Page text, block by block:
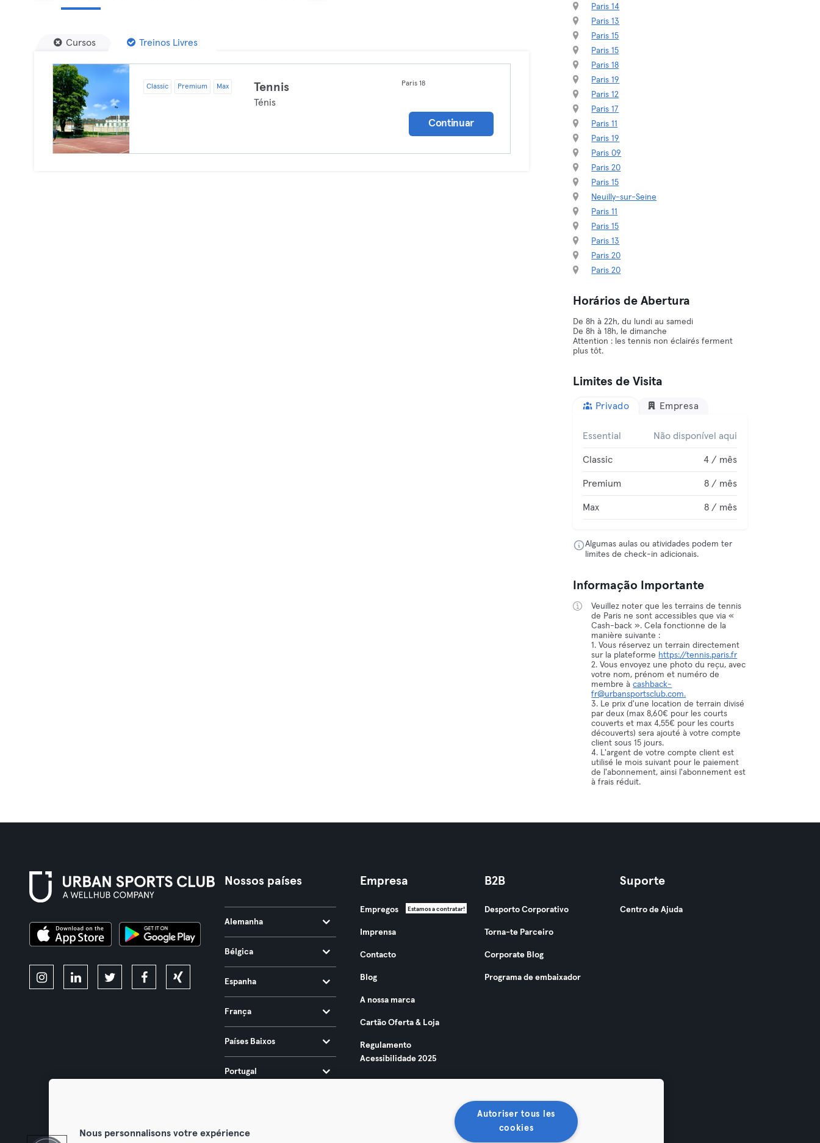
Cursos Treinos Livres
Classic Premium Max Tennis
Ténis
Paris 18
Continuar
Paris 14
Paris 13
Paris 15
Paris 15
Paris 18
Paris 19
Paris 12
Paris 17
Paris 11
Paris 19
Paris 09
Paris 20
Paris 15
Neuilly-sur-Seine
Paris 11
Paris 15
Paris 13
Paris 20
Paris 20
Horários de Abertura
De 8h à 22h, du lundi au samedi
De 8h à 18h, le dimanche
Attention : les tennis non éclairés ferment
plus tôt.
Limites de Visita
Privado Empresa
Essential Não disponível aqui
Classic 4 / mês
Premium 8 / mês
Max 8 / mês
Algumas aulas ou atividades podem ter
limites de check-in adicionais.
Informação Importante
Veuillez noter que les terrains de tennis
de Paris ne sont accessibles que via «
Cash-back ». Cela fonctionne de la
manière suivante :
1. Vous réservez un terrain directement
sur la plateforme https://tennis.paris.fr
2. Vous envoyez une photo du reçu, avec
votre nom, prénom et numéro de
membre àcashback-
fr@urbansportsclub.com.
3. Le prix d'une location de terrain divisé
par deux (max 8,60€ pour les courts
couverts et max 4,55€ pour les courts
découverts) sera ajouté à votre compte
client sous 15 jours.
4. L'argent de votre compte client est
utilisé le mois suivant pour le paiement
de l'abonnement, ainsi l'abonnement est
à frais réduit.
Nossos países
Alemanha
Bélgica
Espanha
França
Países Baixos
Portugal
Empresa
Empregos Estamos a contratar!
Imprensa
Contacto
Blog
A nossa marca
Cartão Oferta & Loja
Regulamento
Acessibilidade 2025
B2B
Desporto Corporativo
Torna-te Parceiro
Corporate Blog
Programa de embaixador
Suporte
Centro de Ajuda
Nous personnalisons votre expérience
Autoriser tous les
cookies